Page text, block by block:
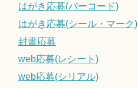
はがき応募(バーコード)
はがき応募(シール・マーク)
封書応募
web応募(レシート)
web応募(シリアル)